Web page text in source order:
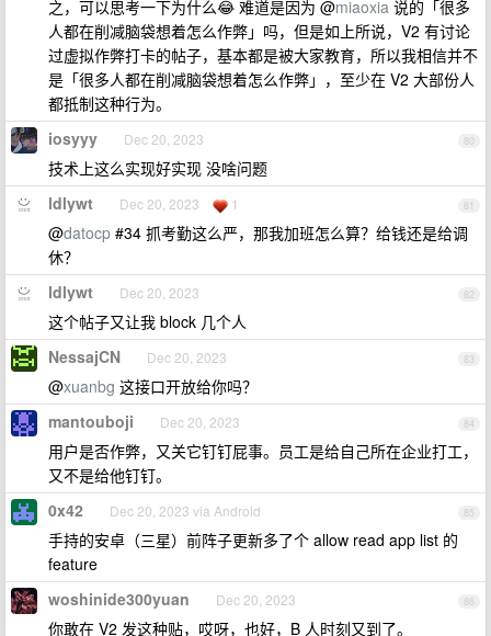
之，可以思考一下为什么😂 难道是因为 @miaoxia 说的「很多
人都在削减脑袋想着怎么作弊」吗，但是如上所说，V2 有讨论
过虚拟作弊打卡的帖子，基本都是被大家教育，所以我相信并不
是「很多人都在削减脑袋想着怎么作弊」，至少在 V2 大部份人
都抵制这种行为。
80
iosyyy Dec 20, 2023
技术上这么实现好实现 没啥问题
81
ldlywt Dec 20, 2023 1
@datocp #34 抓考勤这么严，那我加班怎么算？给钱还是给调
休？
82
ldlywt Dec 20, 2023
这个帖子又让我 block 几个人
83
NessajCN Dec 20, 2023
@xuanbg 这接口开放给你吗？
84
mantouboji Dec 20, 2023
用户是否作弊，又关它钉钉屁事。员工是给自己所在企业打工，
又不是给他钉钉。
85
0x42 Dec 20, 2023 via Android
手持的安卓（三星）前阵子更新多了个 allow read app list 的
feature
86
woshinide300yuan Dec 20, 2023
你敢在 V2 发这种贴，哎呀，也好，B 人时刻又到了。